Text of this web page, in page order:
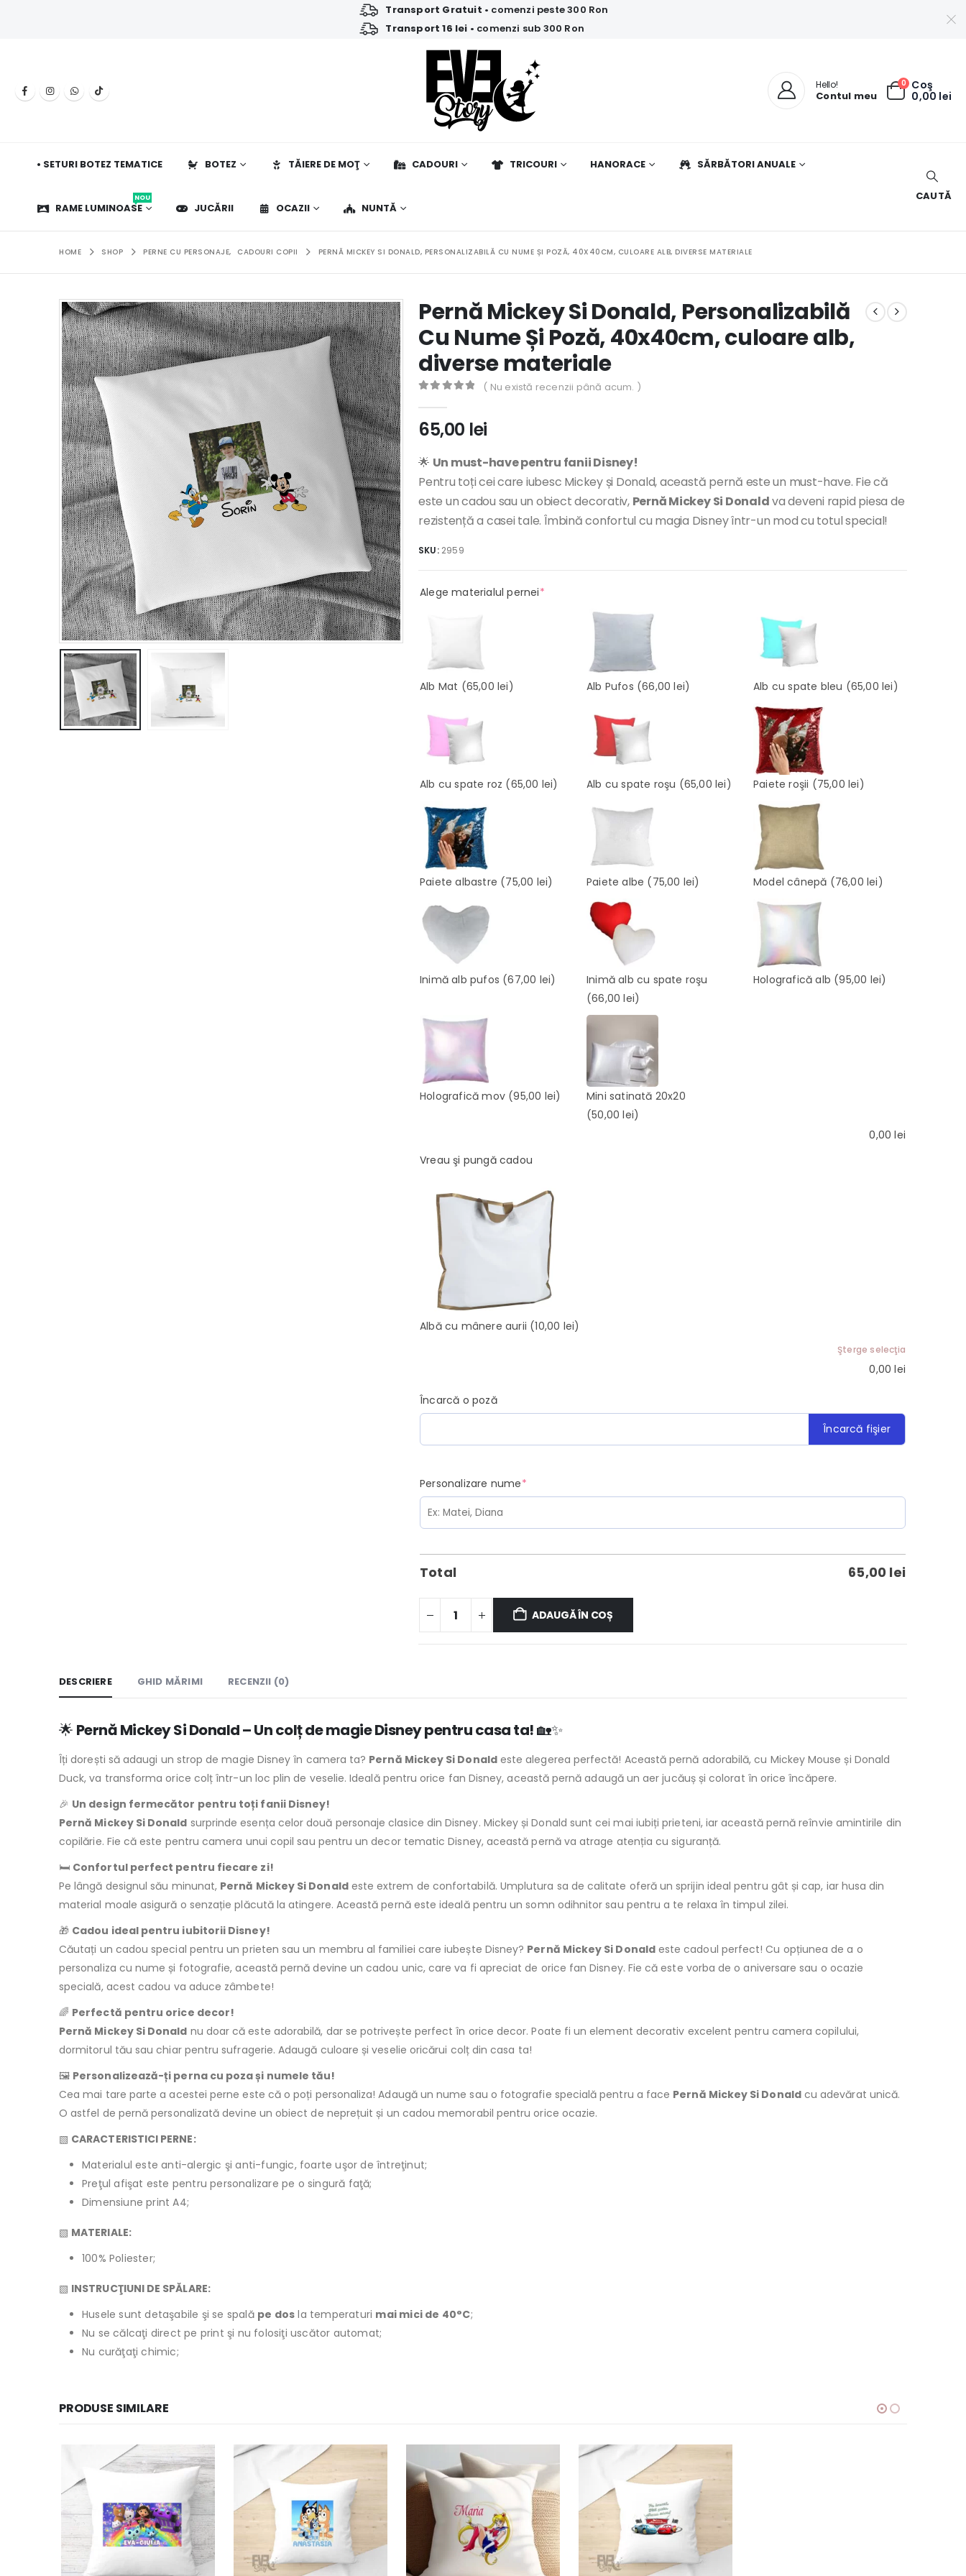
Transport Gratuit • comenzi peste 300 Ron
Transport 16 lei • comenzi sub 300 Ron
Hello!
Contul meu
0 Coş
0,00 lei
• SETURI BOTEZ TEMATICE BOTEZ TĂIERE DE MOŢ CADOURI TRICOURI HANORACE SĂRBĂTORI ANUALE
RAME LUMINOASE
NOU
JUCĂRII OCAZII NUNTĂ
CAUTĂ
HOME SHOP PERNE CU PERSONAJE, CADOURI COPII PERNĂ MICKEY SI DONALD, PERSONALIZABILĂ CU NUME ȘI POZĂ, 40X40CM, CULOARE ALB, DIVERSE MATERIALE
Pernă Mickey Si Donald, Personalizabilă
Cu Nume Și Poză, 40x40cm, culoare alb,
diverse materiale
( Nu există recenzii până acum. )
65,00 lei
🌟 Un must-have pentru fanii Disney!
Pentru toți cei care iubesc Mickey și Donald, această pernă este un must-have. Fie că
este un cadou sau un obiect decorativ, Pernă Mickey Si Donaldva deveni rapid piesa de
rezistență a casei tale. Îmbină confortul cu magia Disney într-un mod cu totul special!
SKU: 2959
Alege materialul pernei*(required)
Alb Mat (65,00 lei) Alb Pufos (66,00 lei) Alb cu spate bleu (65,00 lei)
Alb cu spate roz (65,00 lei) Alb cu spate roşu (65,00 lei) Paiete roşii (75,00 lei)
Paiete albastre (75,00 lei) Paiete albe (75,00 lei) Model cânepă (76,00 lei)
Inimă alb pufos (67,00 lei)
Inimă alb cu spate roşu
(66,00 lei)
Holografică alb (95,00 lei)
Holografică mov(95,00 lei)
Mini satinată 20x20
(50,00 lei)
0,00lei
Vreau şi pungă cadou
Albă cu mânere aurii (10,00 lei)
Şterge selecţia
0,00lei
Încarcă o poză
Încarcă fişier
Personalizare nume*(required)
Total 65,00 lei
ADAUGĂ ÎN COȘ
DESCRIERE GHID MĂRIMI RECENZII (0)
🌟 Pernă Mickey Si Donald – Un colț de magie Disney pentru casa ta!🏡✨
Îți dorești să adaugi un strop de magie Disney în camera ta? Pernă Mickey Si Donaldeste alegerea perfectă! Această pernă adorabilă, cu Mickey Mouse și Donald
Duck, va transforma orice colț într-un loc plin de veselie. Ideală pentru orice fan Disney, această pernă adaugă un aer jucăuș și colorat în orice încăpere.
🎉 Un design fermecător pentru toți fanii Disney!
Pernă Mickey Si Donald surprinde esența celor două personaje clasice din Disney. Mickey și Donald sunt cei mai iubiți prieteni, iar această pernă reînvie amintirile din
copilărie. Fie că este pentru camera unui copil sau pentru un decor tematic Disney, această pernă va atrage atenția cu siguranță.
🛏️ Confortul perfect pentru fiecare zi!
Pe lângă designul său minunat, Pernă Mickey Si Donaldeste extrem de confortabilă. Umplutura sa de calitate oferă un sprijin ideal pentru gât și cap, iar husa din
material moale asigură o senzație plăcută la atingere. Această pernă este ideală pentru un somn odihnitor sau pentru a te relaxa în timpul zilei.
🎁 Cadou ideal pentru iubitorii Disney!
Căutați un cadou special pentru un prieten sau un membru al familiei care iubește Disney? Pernă Mickey Si Donaldeste cadoul perfect! Cu opțiunea de a o
personaliza cu nume și fotografie, această pernă devine un cadou unic, care va fi apreciat de orice fan Disney. Fie că este vorba de o aniversare sau o ocazie
specială, acest cadou va aduce zâmbete!
🌈 Perfectă pentru orice decor!
Pernă Mickey Si Donald nu doar că este adorabilă, dar se potrivește perfect în orice decor. Poate fi un element decorativ excelent pentru camera copilului,
dormitorul tău sau chiar pentru sufragerie. Adaugă culoare și veselie oricărui colț din casa ta!
🖼️ Personalizează-ți perna cu poza și numele tău!
Cea mai tare parte a acestei perne este că o poți personaliza! Adaugă un nume sau o fotografie specială pentru a face Pernă Mickey Si Donaldcu adevărat unică.
O astfel de pernă personalizată devine un obiect de neprețuit și un cadou memorabil pentru orice ocazie.
▧ CARACTERISTICI PERNE:
Materialul este anti-alergic şi anti-fungic, foarte uşor de întreţinut;
Preţul afişat este pentru personalizare pe o singură faţă;
Dimensiune print A4;
▧ MATERIALE:
100% Poliester;
▧ INSTRUCŢIUNI DE SPĂLARE:
Husele sunt detaşabile şi se spală pe dos la temperaturi mai mici de 40°C;
Nu se călcaţi direct pe print şi nu folosiţi uscător automat;
Nu curăţaţi chimic;
PRODUSE SIMILARE